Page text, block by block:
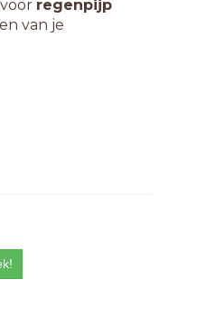
regenpijp
van je